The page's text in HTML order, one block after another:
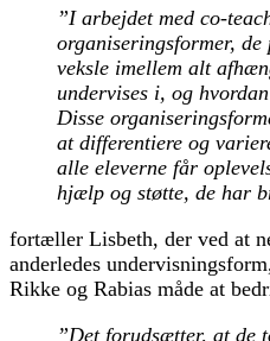
”I arbejdet med co-
organiseringsformer, de
veksle imellem alt
undervises i, og
Disse
at differentiere og
alle eleverne får
hjælp og støtte, de har
fortæller Lisbeth, der ved at
anderledes
Rikke og Rabias måde at
”Det forudsætter, at de